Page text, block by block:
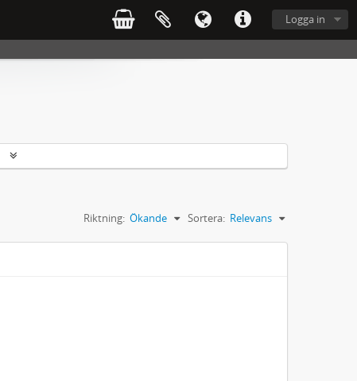
Logga in
Sortera: Relevans
Riktning: Ökande